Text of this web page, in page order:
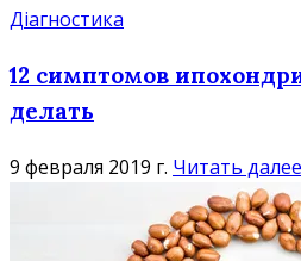
Діагностика
12 симптомов
делать
9 февраля 2019 г. Читать